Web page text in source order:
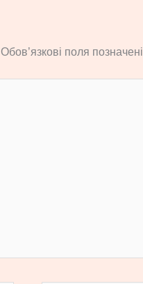
Обов’язкові поля позначені